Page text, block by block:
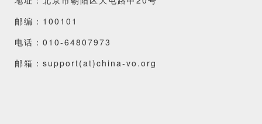
邮编：100101
电话：010-64807973
邮箱：support(at)china-vo.org